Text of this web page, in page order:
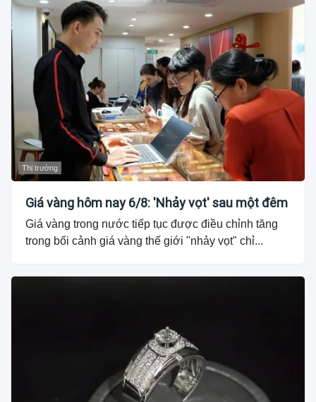
Thị trường
Giá vàng hôm nay 6/8: 'Nhảy vọt' sau một đêm
Giá vàng trong nước tiếp tục được điều chỉnh tăng
trong bối cảnh giá vàng thế giới "nhảy vọt" chỉ...